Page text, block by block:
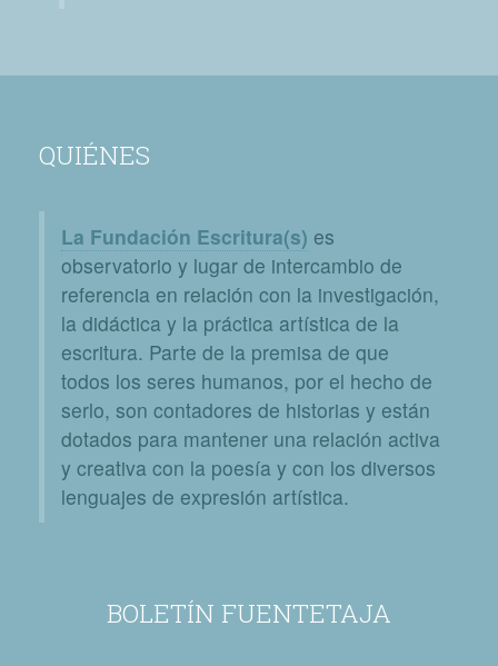
QUIÉNES
La Fundación Escritura(s) es
observatorio y lugar de intercambio de
referencia en relación con la investigación,
la didáctica y la práctica artística de la
escritura. Parte de la premisa de que
todos los seres humanos, por el hecho de
serlo, son contadores de historias y están
dotados para mantener una relación activa
y creativa con la poesía y con los diversos
lenguajes de expresión artística.
BOLETÍN FUENTETAJA